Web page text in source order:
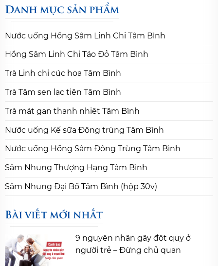
Danh mục sản phẩm
Nước uống Hồng Sâm Linh Chi Tâm Bình
Hồng Sâm Linh Chi Táo Đỏ Tâm Bình
Trà Linh chi cúc hoa Tâm Bình
Trà Tâm sen lạc tiên Tâm Bình
Trà mát gan thanh nhiệt Tâm Bình
Nước uống Kế sữa Đông trùng Tâm Bình
Nước uống Hồng Sâm Đông Trùng Tâm Bình
Sâm Nhung Thượng Hạng Tâm Bình
Sâm Nhung Đại Bổ Tâm Bình (hộp 30v)
Bài viết mới nhất
9 nguyên nhân gây đột quỵ ở
người trẻ – Đừng chủ quan